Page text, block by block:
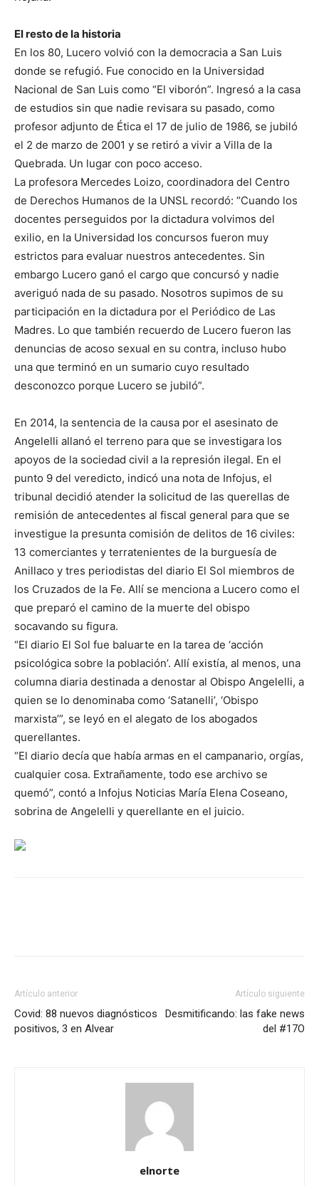
El resto de la historia
En los 80, Lucero volvió con la democracia a San Luis
donde se refugió. Fue conocido en la Universidad
Nacional de San Luis como “El viborón”. Ingresó a la casa
de estudios sin que nadie revisara su pasado, como
profesor adjunto de Ética el 17 de julio de 1986, se jubiló
el 2 de marzo de 2001 y se retiró a vivir a Villa de la
Quebrada. Un lugar con poco acceso.
La profesora Mercedes Loizo, coordinadora del Centro
de Derechos Humanos de la UNSL recordó: “Cuando los
docentes perseguidos por la dictadura volvimos del
exilio, en la Universidad los concursos fueron muy
estrictos para evaluar nuestros antecedentes. Sin
embargo Lucero ganó el cargo que concursó y nadie
averiguó nada de su pasado. Nosotros supimos de su
participación en la dictadura por el Periódico de Las
Madres. Lo que también recuerdo de Lucero fueron las
denuncias de acoso sexual en su contra, incluso hubo
una que terminó en un sumario cuyo resultado
desconozco porque Lucero se jubiló”.
En 2014, la sentencia de la causa por el asesinato de
Angelelli allanó el terreno para que se investigara los
apoyos de la sociedad civil a la represión ilegal. En el
punto 9 del veredicto, indicó una nota de Infojus, el
tribunal decidió atender la solicitud de las querellas de
remisión de antecedentes al fiscal general para que se
investigue la presunta comisión de delitos de 16 civiles:
13 comerciantes y terratenientes de la burguesía de
Anillaco y tres periodistas del diario El Sol miembros de
los Cruzados de la Fe. Allí se menciona a Lucero como el
que preparó el camino de la muerte del obispo
socavando su figura.
“El diario El Sol fue baluarte en la tarea de ‘acción
psicológica sobre la población’. Allí existía, al menos, una
columna diaria destinada a denostar al Obispo Angelelli, a
quien se lo denominaba como ‘Satanelli’, ‘Obispo
marxista’”, se leyó en el alegato de los abogados
querellantes.
“El diario decía que había armas en el campanario, orgías,
cualquier cosa. Extrañamente, todo ese archivo se
quemó”, contó a Infojus Noticias María Elena Coseano,
sobrina de Angelelli y querellante en el juicio.
Artículo anterior
Covid: 88 nuevos diagnósticos
positivos, 3 en Alvear
Artículo siguiente
Desmitificando: las fake news
del #17O
elnorte